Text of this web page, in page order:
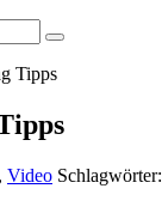
Tipps
, Video Schlagwörter: